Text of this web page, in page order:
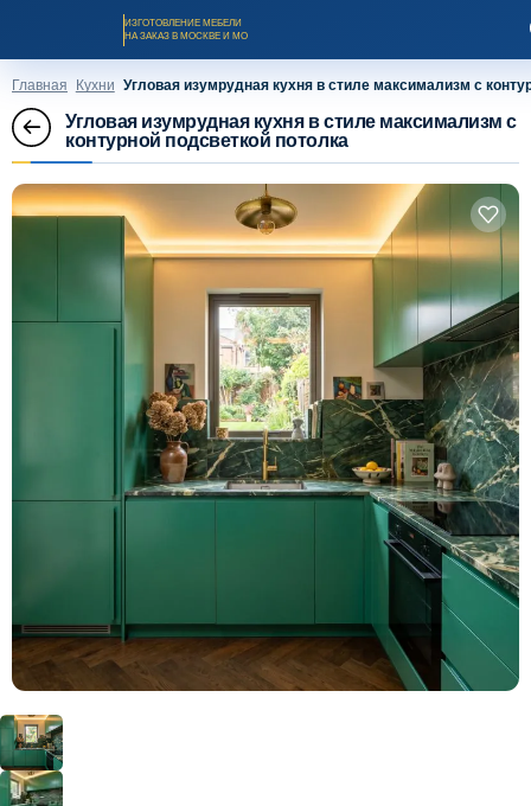
ИЗГОТОВЛЕНИЕ МЕБЕЛИ
НА ЗАКАЗ В МОСКВЕ И МО
Заказать звонок
Каталог мебели на заказ
Оплата и доставка
Рассрочка и кредит
Акции и скидки
Портфолио
Видеоотзывы
Главная Кухни Угловая изумрудная кухня в стиле максимализм с
Угловая изумрудная кухня в стиле максимализм с
контурной подсветкой потолка